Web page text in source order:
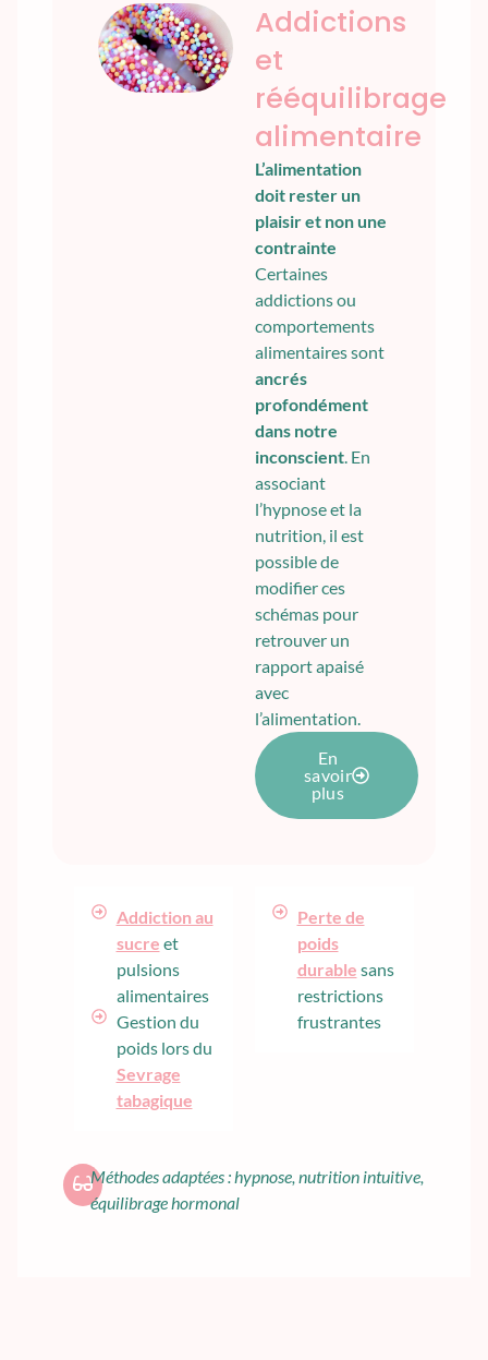
Addictions
et
rééquilibrage
alimentaire
L’alimentation
doit rester un
plaisir et non une
contrainte
Certaines
addictions ou
comportements
alimentaires sont
ancrés
profondément
dans notre
inconscient. En
associant
l’hypnose et la
nutrition, il est
possible de
modifier ces
schémas pour
retrouver un
rapport apaisé
avec
l’alimentation.
En
savoir
plus
Addiction au
sucre et
pulsions
alimentaires
Gestion du
poids lors du
Sevrage
tabagique
Perte de
poids
durable sans
restrictions
frustrantes
Méthodes adaptées : hypnose, nutrition intuitive,
équilibrage hormonal